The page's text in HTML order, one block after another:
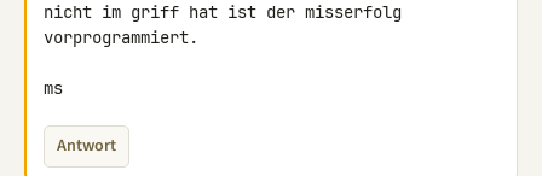
nicht im griff hat ist der misserfolg
vorprogrammiert.
ms
Antwort